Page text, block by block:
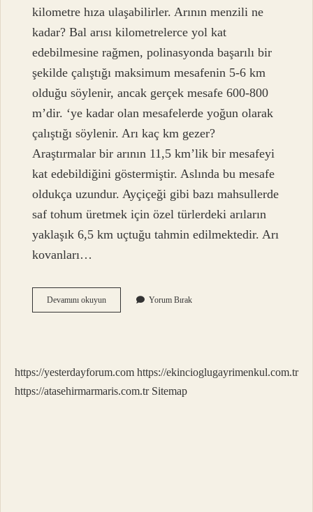
kilometre hıza ulaşabilirler. Arının menzili ne
kadar? Bal arısı kilometrelerce yol kat
edebilmesine rağmen, polinasyonda başarılı bir
şekilde çalıştığı maksimum mesafenin 5-6 km
olduğu söylenir, ancak gerçek mesafe 600-800
m’dir. ‘ye kadar olan mesafelerde yoğun olarak
çalıştığı söylenir. Arı kaç km gezer?
Araştırmalar bir arının 11,5 km’lik bir mesafeyi
kat edebildiğini göstermiştir. Aslında bu mesafe
oldukça uzundur. Ayçiçeği gibi bazı mahsullerde
saf tohum üretmek için özel türlerdeki arıların
yaklaşık 6,5 km uçtuğu tahmin edilmektedir. Arı
kovanları…
Devamını okuyunArı
Bal
Uzağa
Gider
Yorum Bırak
https://yesterdayforum.com https://ekincioglugayrimenkul.com.tr
https://atasehirmarmaris.com.tr Sitemap